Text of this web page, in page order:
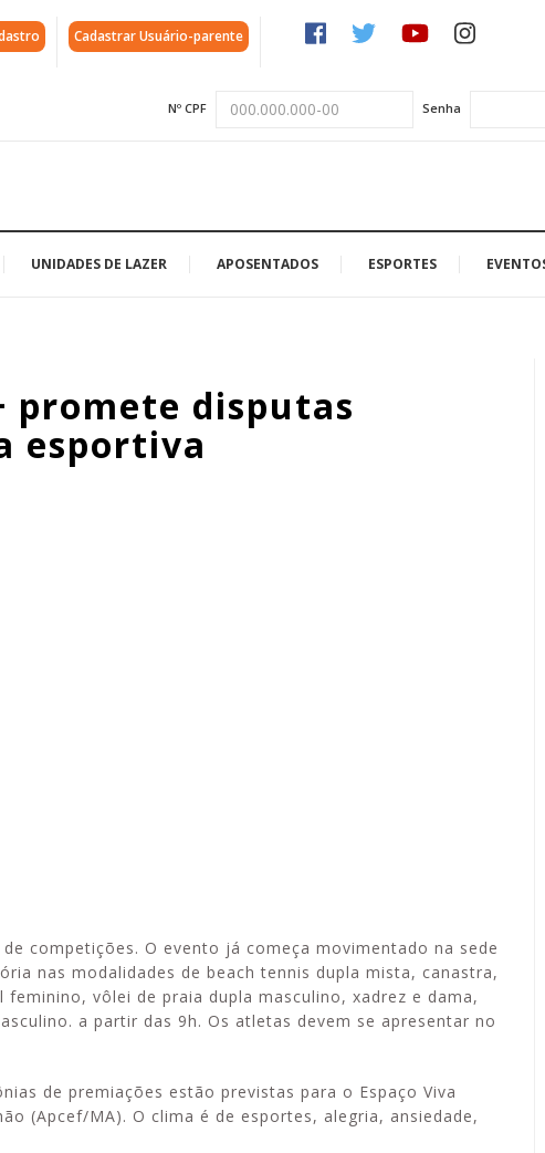
Cadastrar Usuário-parente
Nº CPF Senha
UNIDADES DE LAZER APOSENTADOS ESPORTES
promete disputas
esportiva
competições. O evento já começa movimentado na sede
nas modalidades de beach tennis dupla mista, canastra,
vôlei de praia dupla masculino, xadrez e dama,
a partir das 9h. Os atletas devem se apresentar no
de premiações estão previstas para o Espaço Viva
(Apcef/MA). O clima é de esportes, alegria, ansiedade,